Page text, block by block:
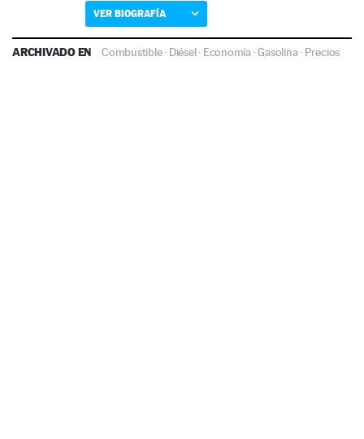
VER BIOGRAFÍA
ARCHIVADO EN Combustible· Diésel· Economía·Gasolina· Precios